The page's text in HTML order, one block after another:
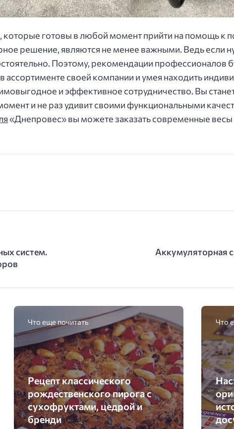
которые готовы в любой момент прийти на помощь к
решение, являются не менее важными. Ведь если
Поэтому, рекомендации профессионалов
своей компании и умея находить
и эффективное сотрудничество. Вы
и не раз удивит своими функциональными
«Днепровес» вы можете заказать современные
систем.
Аккумуляторная
Что еще почитать
Рецепт классического
рождественского пирога с
сухофруктами, цедрой и
бренди
Что